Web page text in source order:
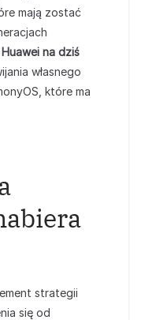
mają zostać
na dziś
własnego
które ma
strategii
się od